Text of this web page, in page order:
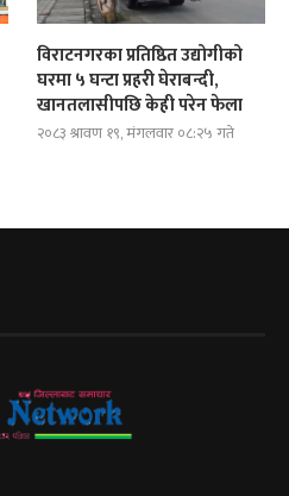
विराटनगरका प्रतिष्ठित उद्योगीको
घरमा ५ घन्टा प्रहरी घेराबन्दी,
खानतलासीपछि केही परेन फेला
२०८३ श्रावण १९, मंगलवार ०८:२५ गते